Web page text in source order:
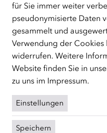
Der Österreichische
Organigramm
Presse
Informationen erhalten
Karriere
ÖIF-Bestelldienst
Themen
Deutschlernen
Integrationsmaßnahmen
Förderungen
für Sie immer weiter
pseudonymisierte Daten
gesammelt und
Verwendung der Cookies
widerrufen. Weitere
Website finden Sie in
zu uns im Impressum.
Einstellungen
Speichern